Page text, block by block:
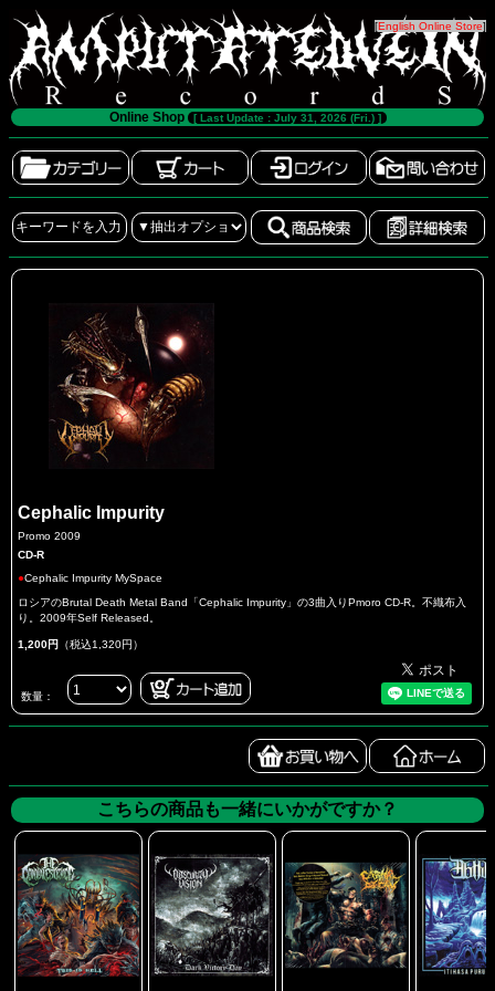
[English Online Store]
Online Shop [ Last Update : July 31, 2026 (Fri.) ]
Cephalic Impurity
Promo 2009
CD-R
●Cephalic Impurity MySpace
ロシアのBrutal Death Metal Band「Cephalic Impurity」の3曲入りPmoro CD-R。不織布入
り。2009年Self Released。
1,200円 （税込1,320円）
数量：
こちらの商品も一緒にいかがですか？